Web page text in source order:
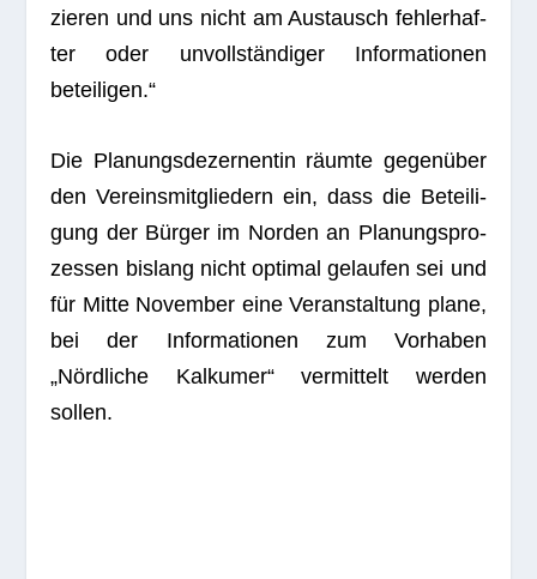
zie­ren und uns nicht am Aus­tausch feh­ler­haf­
ter oder unvollständiger Infor­ma­tio­nen
beteiligen.“
Die Pla­nungs­de­zer­nen­tin räumte gegenüber
den Ver­eins­mit­glie­dern ein, dass die Betei­li­
gung der Bürger im Nor­den an Pla­nungs­pro­
zes­sen bis­lang nicht opti­mal gelau­fen sei und
für Mitte Novem­ber eine Ver­an­stal­tung plane,
bei der Infor­ma­tio­nen zum Vor­ha­ben
„Nördliche Kal­ku­mer“ ver­mit­telt wer­den
sollen.